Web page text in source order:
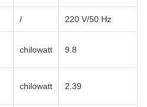
/ 220 V/50 Hz
chilowatt 9.8
chilowatt 2.39